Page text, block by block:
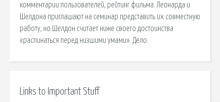
комментарии пользователей, рейтинг фильма. Леонарда и
Шелдона приглашают на семинар представить их совместную
работу, но Шелдон считает ниже своего достоинства
«распинаться перед низшими умами». Дело.
Links to Important Stuff